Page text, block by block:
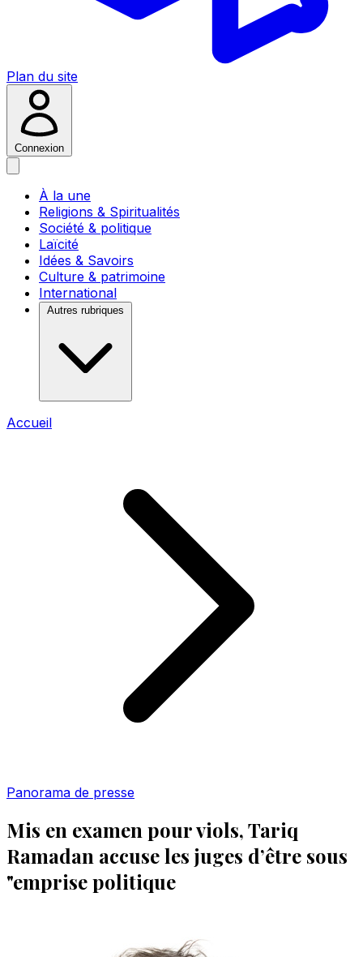
Plan du site
Connexion
À la une
Religions & Spiritualités
Société & politique
Laïcité
Idées & Savoirs
Culture & patrimoine
International
Autres rubriques
Accueil
Panorama de presse
Mis en examen pour viols, Tariq
Ramadan accuse les juges d’être sous
"emprise politique